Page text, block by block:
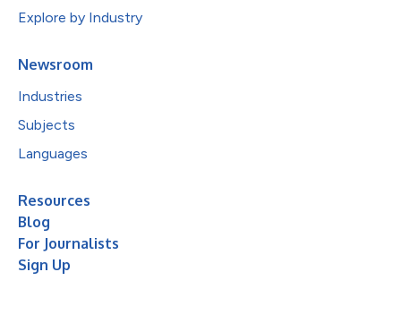
Explore by Industry
Newsroom
Industries
Subjects
Languages
Resources
Blog
For Journalists
Sign Up